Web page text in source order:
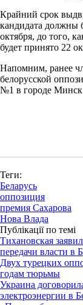
Крайний срок
кандидата должны
октября, до того,
будет принято 22
Напомним, ранее
белорусской
№1 в городе
Теги:
Беларусь
оппозиция
премия Сахарова
Нова Влада
Публікації по темі
Тихановская
передачи власти в
Двух турецких
годам тюрьмы
Украина
электроэнергии в